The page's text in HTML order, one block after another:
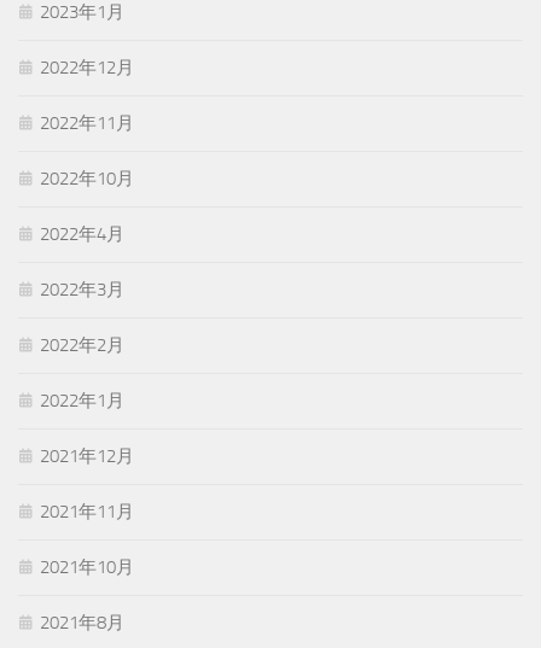
2023年1月
2022年12月
2022年11月
2022年10月
2022年4月
2022年3月
2022年2月
2022年1月
2021年12月
2021年11月
2021年10月
2021年8月